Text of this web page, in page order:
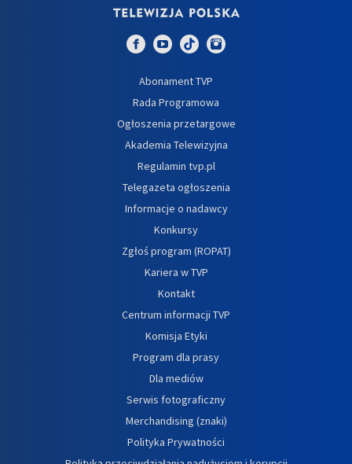
Abonament TVP
Rada Programowa
Ogłoszenia przetargowe
Akademia Telewizyjna
Regulamin tvp.pl
Telegazeta ogłoszenia
Informacje o nadawcy
Konkursy
Zgłoś program (ROPAT)
Kariera w TVP
Kontakt
Centrum informacji TVP
Komisja Etyki
Program dla prasy
Dla mediów
Serwis fotograficzny
Merchandising (znaki)
Polityka Prywatności